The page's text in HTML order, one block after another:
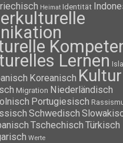
Heimat Identität
Lernen
Koreanisch Kultur
Migration Niederländisch
Portugiesisch
Schwedisch
Tschechisch Türkisch
Werte